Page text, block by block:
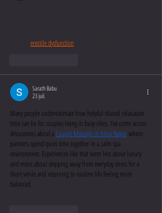
erectile dysfunction
Sarath Babu
23 juil.
Many people underestimate how helpful shared relaxation
time can be for couples living in busy cities. I’ve come across
discussions about a Couple Massage in Anna Nagar where
partners spend quiet time together in a calm spa
environment. Experiences like that seem less about luxury
and more about stepping away from everyday stress for a
short while and returning to routine life feeling more
balanced.